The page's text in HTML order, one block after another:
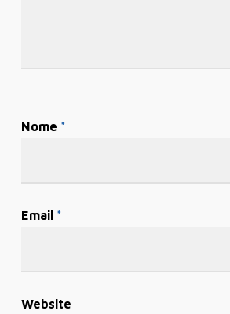
Nome *
Email *
Website